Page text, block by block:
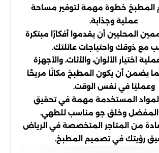
المطبخ خطوة مهمة لتوفير مساحة
عملية وجذابة.
المحليين أن يقدموا أفكارًا مبتكرة
مع ذوقك واحتياجات عائلتك.
اختيار الألوان، والأثاث، والأجهزة
مما يضمن أن يكون المطبخ مكانًا مريحًا
وعمليًا في نفس الوقت.
المواد المستخدمة مهمة في تحقيق
المفضل وخلق جو مناسب للطهي.
من المتاجر المتخصصة في الرياض
رؤيتك في تصميم المطبخ.